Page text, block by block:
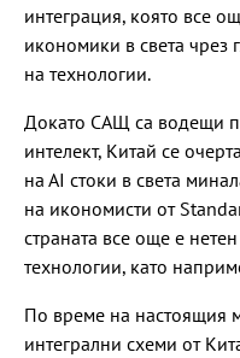
интеграция, която все
икономики в света чрез
на технологии.
Докато САЩ са водещи
интелект, Китай се
на АІ стоки в света
на икономисти от
страната все още е
технологии, като
По време на настоящия
интегрални схеми от